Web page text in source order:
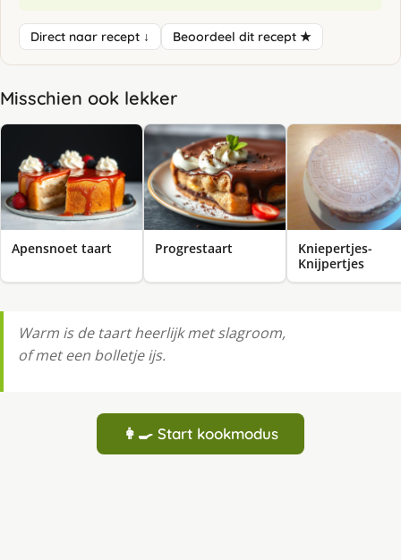
Direct naar recept ↓ Beoordeel dit recept ★
Misschien ook lekker
Apensnoet taart Progrestaart
Kniepertjes-
Knijpertjes
Warm is de taart heerlijk met slagroom,
of met een bolletje ijs.
👩‍🍳 Start kookmodus